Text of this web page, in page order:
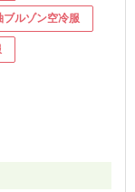
ブルゾン空冷服